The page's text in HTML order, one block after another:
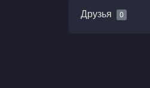
Друзья 0